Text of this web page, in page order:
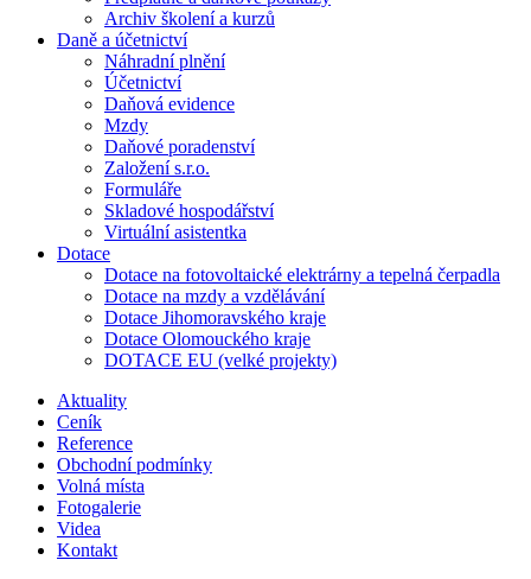
Archiv školení a kurzů
Daně a účetnictví
Náhradní plnění
Účetnictví
Daňová evidence
Mzdy
Daňové poradenství
Založení s.r.o.
Formuláře
Skladové hospodářství
Virtuální asistentka
Dotace
Dotace na fotovoltaické elektrárny a tepelná čerpadla
Dotace na mzdy a vzdělávání
Dotace Jihomoravského kraje
Dotace Olomouckého kraje
DOTACE EU (velké projekty)
Aktuality
Ceník
Reference
Obchodní podmínky
Volná místa
Fotogalerie
Videa
Kontakt